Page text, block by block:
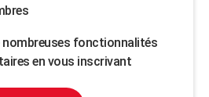
nombreuses fonctionnalités
en vous inscrivant